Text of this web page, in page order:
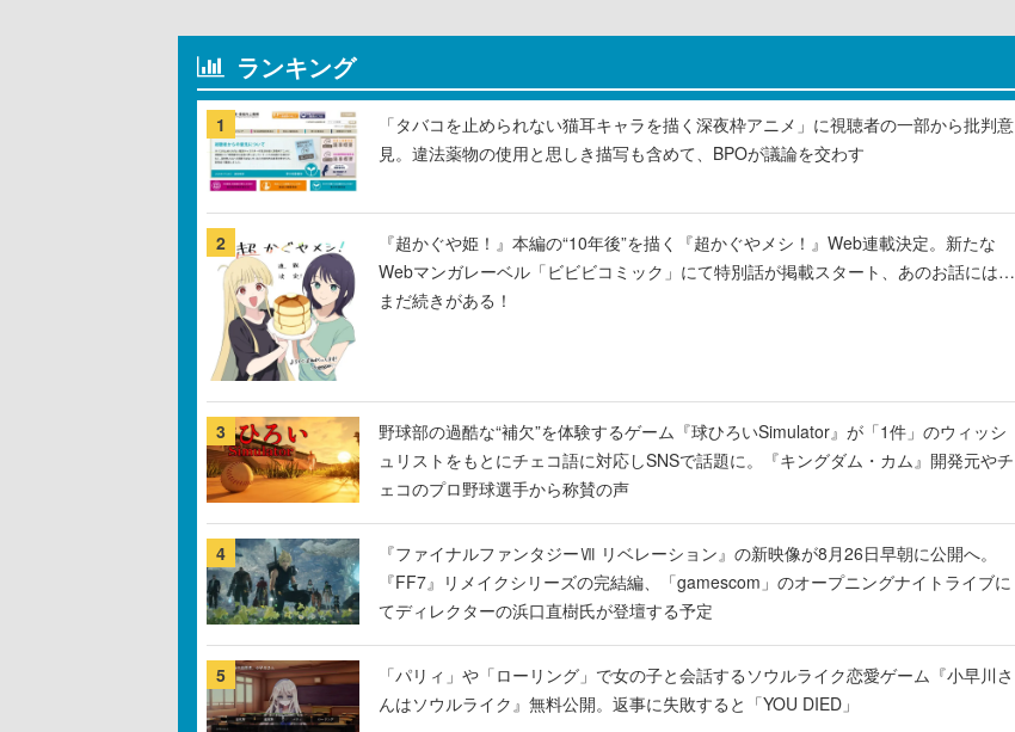
ランキング
1
「タバコを止められない猫耳キャラを描く深夜枠アニメ」に視聴者の一部から批判意
見。違法薬物の使用と思しき描写も含めて、BPOが議論を交わす
2
『超かぐや姫！』本編の“10年後”を描く『超かぐやメシ！』Web連載決定。新たな
Webマンガレーベル「ビビビコミック」にて特別話が掲載スタート、あのお話には…
まだ続きがある！
3
野球部の過酷な“補欠”を体験するゲーム『球ひろいSimulator』が「1件」のウィッシ
ュリストをもとにチェコ語に対応しSNSで話題に。『キングダム・カム』開発元やチ
ェコのプロ野球選手から称賛の声
4
『ファイナルファンタジーⅦ リベレーション』の新映像が8月26日早朝に公開へ。
『FF7』リメイクシリーズの完結編、「gamescom」のオープニングナイトライブに
てディレクターの浜口直樹氏が登壇する予定
5
「パリィ」や「ローリング」で女の子と会話するソウルライク恋愛ゲーム『小早川さ
んはソウルライク』無料公開。返事に失敗すると「YOU DIED」